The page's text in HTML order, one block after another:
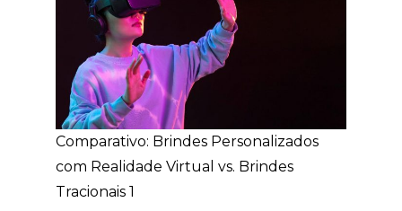
Comparativo: Brindes Personalizados
com Realidade Virtual vs. Brindes
Tracionais 1